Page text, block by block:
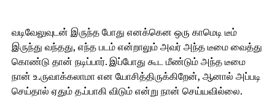
வடிவேலுவுடன் இருந்த போது எனக்கென ஒரு காமெடி டீம்
இருந்து வந்தது, எந்த படம் என்றாலும் அவர் அந்த டீமை வைத்து
கொண்டு தான் நடிப்பார். இப்போது கூட மீண்டும் அந்த டீமை
நான் உ.ருவாக்கலாமா என யோசித்திருக்கிறேன், ஆனால் அப்படி
செய்தால் ஏதும் த.ப்பாகி விடும் என்று நான் செய்யவில்லை.